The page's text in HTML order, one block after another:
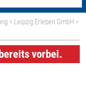
> Leipzig Erleben GmbH >
vorbei.